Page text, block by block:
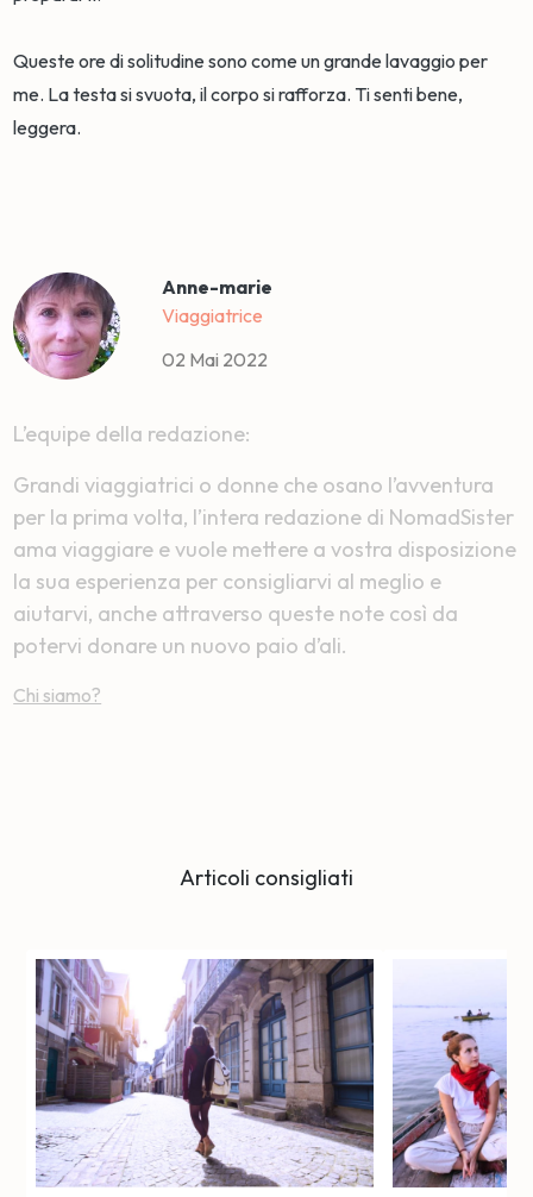
Queste ore di solitudine sono come un grande lavaggio per
me. La testa si svuota, il corpo si rafforza. Ti senti bene,
leggera.
Anne-marie
Viaggiatrice
02 Mai 2022
L’equipe della redazione:
Grandi viaggiatrici o donne che osano l’avventura
per la prima volta, l’intera redazione di NomadSister
ama viaggiare e vuole mettere a vostra disposizione
la sua esperienza per consigliarvi al meglio e
aiutarvi, anche attraverso queste note così da
potervi donare un nuovo paio d’ali.
Chi siamo?
Articoli consigliati